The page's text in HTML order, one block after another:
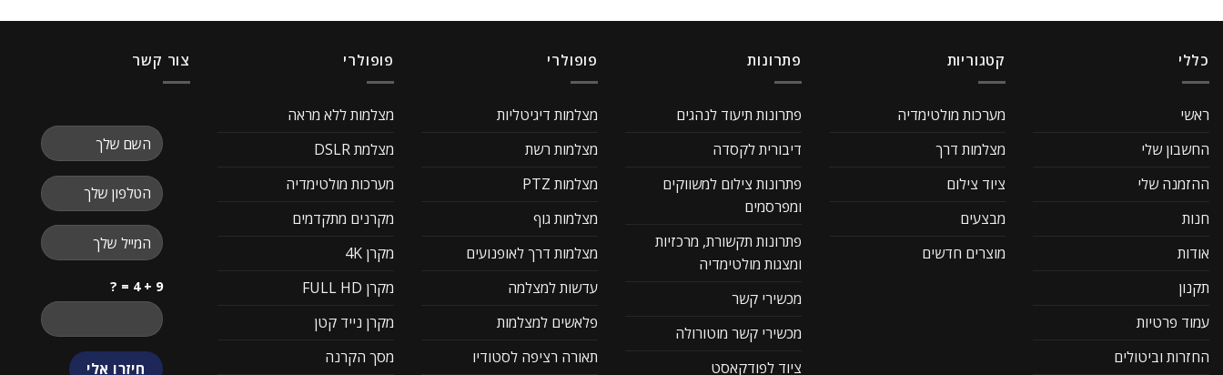
כללי
ראשי
החשבון שלי
ההזמנה שלי
חנות
אודות
תקנון
עמוד פרטיות
החזרות וביטולים
קטגוריות
מערכות מולטימדיה
מצלמות דרך
ציוד צילום
מבצעים
מוצרים חדשים
פתרונות
פתרונות תיעוד לנהגים
דיבורית לקסדה
פתרונות צילום למשווקים
ומפרסמים
פתרונות תקשורת, מרכזיות
ומצגות מולטימדיה
מכשירי קשר
מכשירי קשר מוטורולה
ציוד לפודקאסט
פופולרי
מצלמות דיגיטליות
מצלמות רשת
מצלמות PTZ
מצלמות גוף
מצלמות דרך לאופנועים
עדשות למצלמה
פלאשים למצלמות
תאורה רציפה לסטודיו
פופולרי
מצלמות ללא מראה
מצלמת DSLR
מערכות מולטימדיה
מקרנים מתקדמים
מקרן 4K
מקרן FULL HD
מקרן נייד קטן
מסך הקרנה
צור קשר
9 + 4 = ?